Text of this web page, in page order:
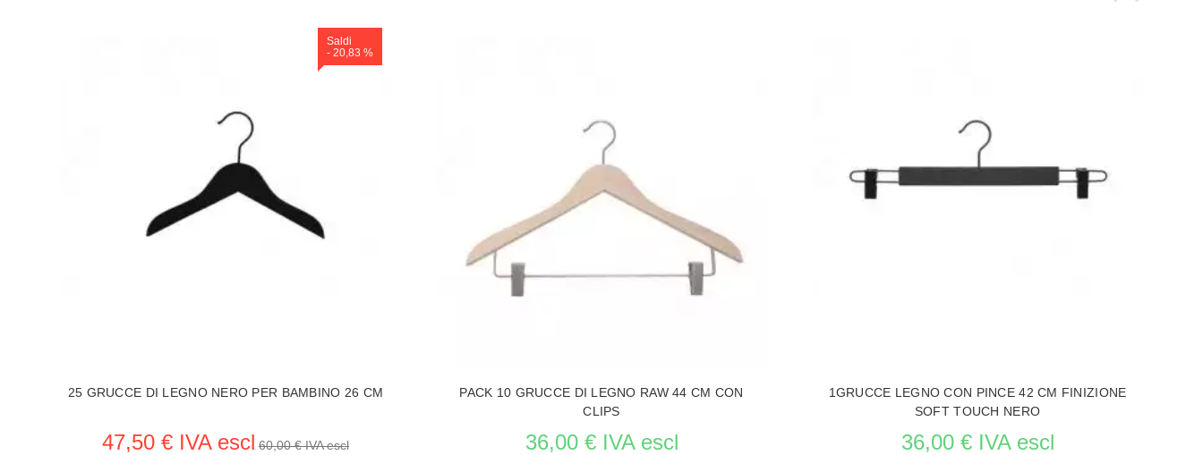
Saldi
- 20,83 %
25 GRUCCE DI LEGNO NERO PER BAMBINO 26 CM
47,50 € IVA escl 60,00 € IVA escl
PACK 10 GRUCCE DI LEGNO RAW 44 CM CON
CLIPS
36,00 € IVA escl
1GRUCCE LEGNO CON PINCE 42 CM FINIZIONE
SOFT TOUCH NERO
36,00 € IVA escl